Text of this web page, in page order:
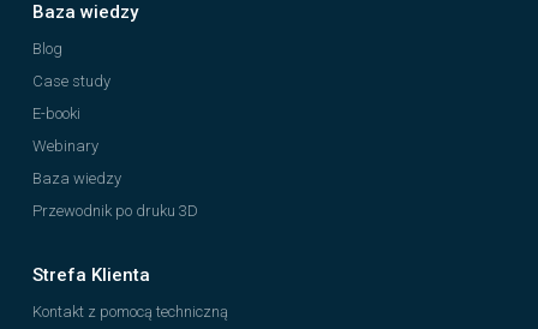
Baza wiedzy
Blog
Case study
E-booki
Webinary
Baza wiedzy
Przewodnik po druku 3D
Strefa Klienta
Kontakt z pomocą techniczną